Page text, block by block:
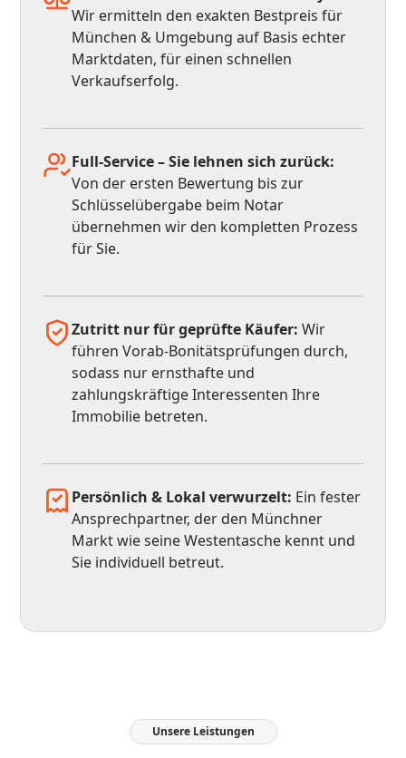
Wir ermitteln den exakten Bestpreis für
München & Umgebung auf Basis echter
Marktdaten, für einen schnellen
Verkaufserfolg.
Full-Service – Sie lehnen sich zurück:
Von der ersten Bewertung bis zur
Schlüsselübergabe beim Notar
übernehmen wir den kompletten Prozess
für Sie.
Zutritt nur für geprüfte Käufer: Wir
führen Vorab-Bonitätsprüfungen durch,
sodass nur ernsthafte und
zahlungskräftige Interessenten Ihre
Immobilie betreten.
Persönlich & Lokal verwurzelt: Ein fester
Ansprechpartner, der den Münchner
Markt wie seine Westentasche kennt und
Sie individuell betreut.
Unsere Leistungen